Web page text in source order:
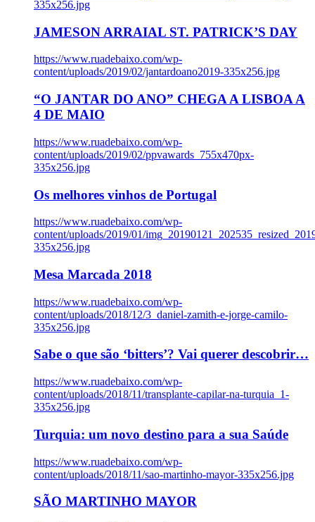
335x256.jpg
JAMESON ARRAIAL ST. PATRICK’S DAY
https://www.ruadebaixo.com/wp-
content/uploads/2019/02/jantardoano2019-335x256.jpg
“O JANTAR DO ANO” CHEGA A LISBOA A
4 DE MAIO
https://www.ruadebaixo.com/wp-
content/uploads/2019/02/ppvawards_755x470px-
335x256.jpg
Os melhores vinhos de Portugal
https://www.ruadebaixo.com/wp-
content/uploads/2019/01/
335x256.jpg
Mesa Marcada 2018
https://www.ruadebaixo.com/wp-
content/uploads/2018/12/3_daniel-zamith-e-jorge-camilo-
335x256.jpg
Sabe o que são ‘bitters’? Vai querer descobrir…
https://www.ruadebaixo.com/wp-
content/uploads/2018/11/transplante-capilar-na-turquia_1-
335x256.jpg
Turquia: um novo destino para a sua Saúde
https://www.ruadebaixo.com/wp-
content/uploads/2018/11/sao-martinho-mayor-335x256.jpg
SÃO MARTINHO MAYOR